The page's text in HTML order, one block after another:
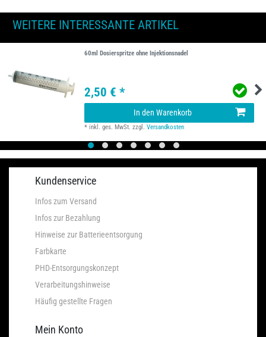
WEITERE INTERESSANTE ARTIKEL
60ml Dosierspritze ohne Injektionsnadel
2,50 € *
In den Warenkorb
*inkl. ges. MwSt. zzgl.Versandkosten
Kundenservice
Infos zum Versand
Infos zur Bezahlung
Hinweise zur Batterieentsorgung
Farbkarte
PHD-Entsorgungskonzept
Verarbeitungshinweise
Häufig gestellte Fragen
Mein Konto